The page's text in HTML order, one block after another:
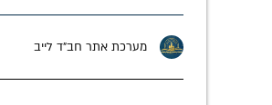
מערכת אתר חב"ד לייב